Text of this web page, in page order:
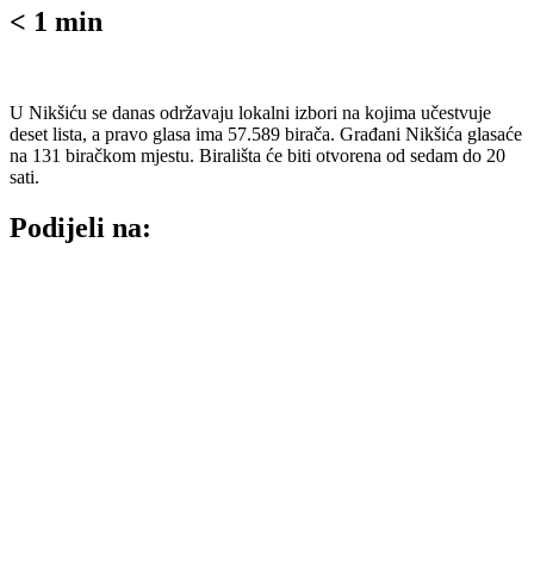
< 1 min
U Nikšiću se danas održavaju lokalni izbori na kojima učestvuje
deset lista, a pravo glasa ima 57.589 birača. Građani Nikšića glasaće
na 131 biračkom mjestu. Birališta će biti otvorena od sedam do 20
sati.
Podijeli na: